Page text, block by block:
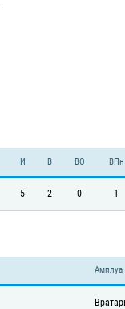
И В ВО ВПн
5 2 0 1
Амплуа